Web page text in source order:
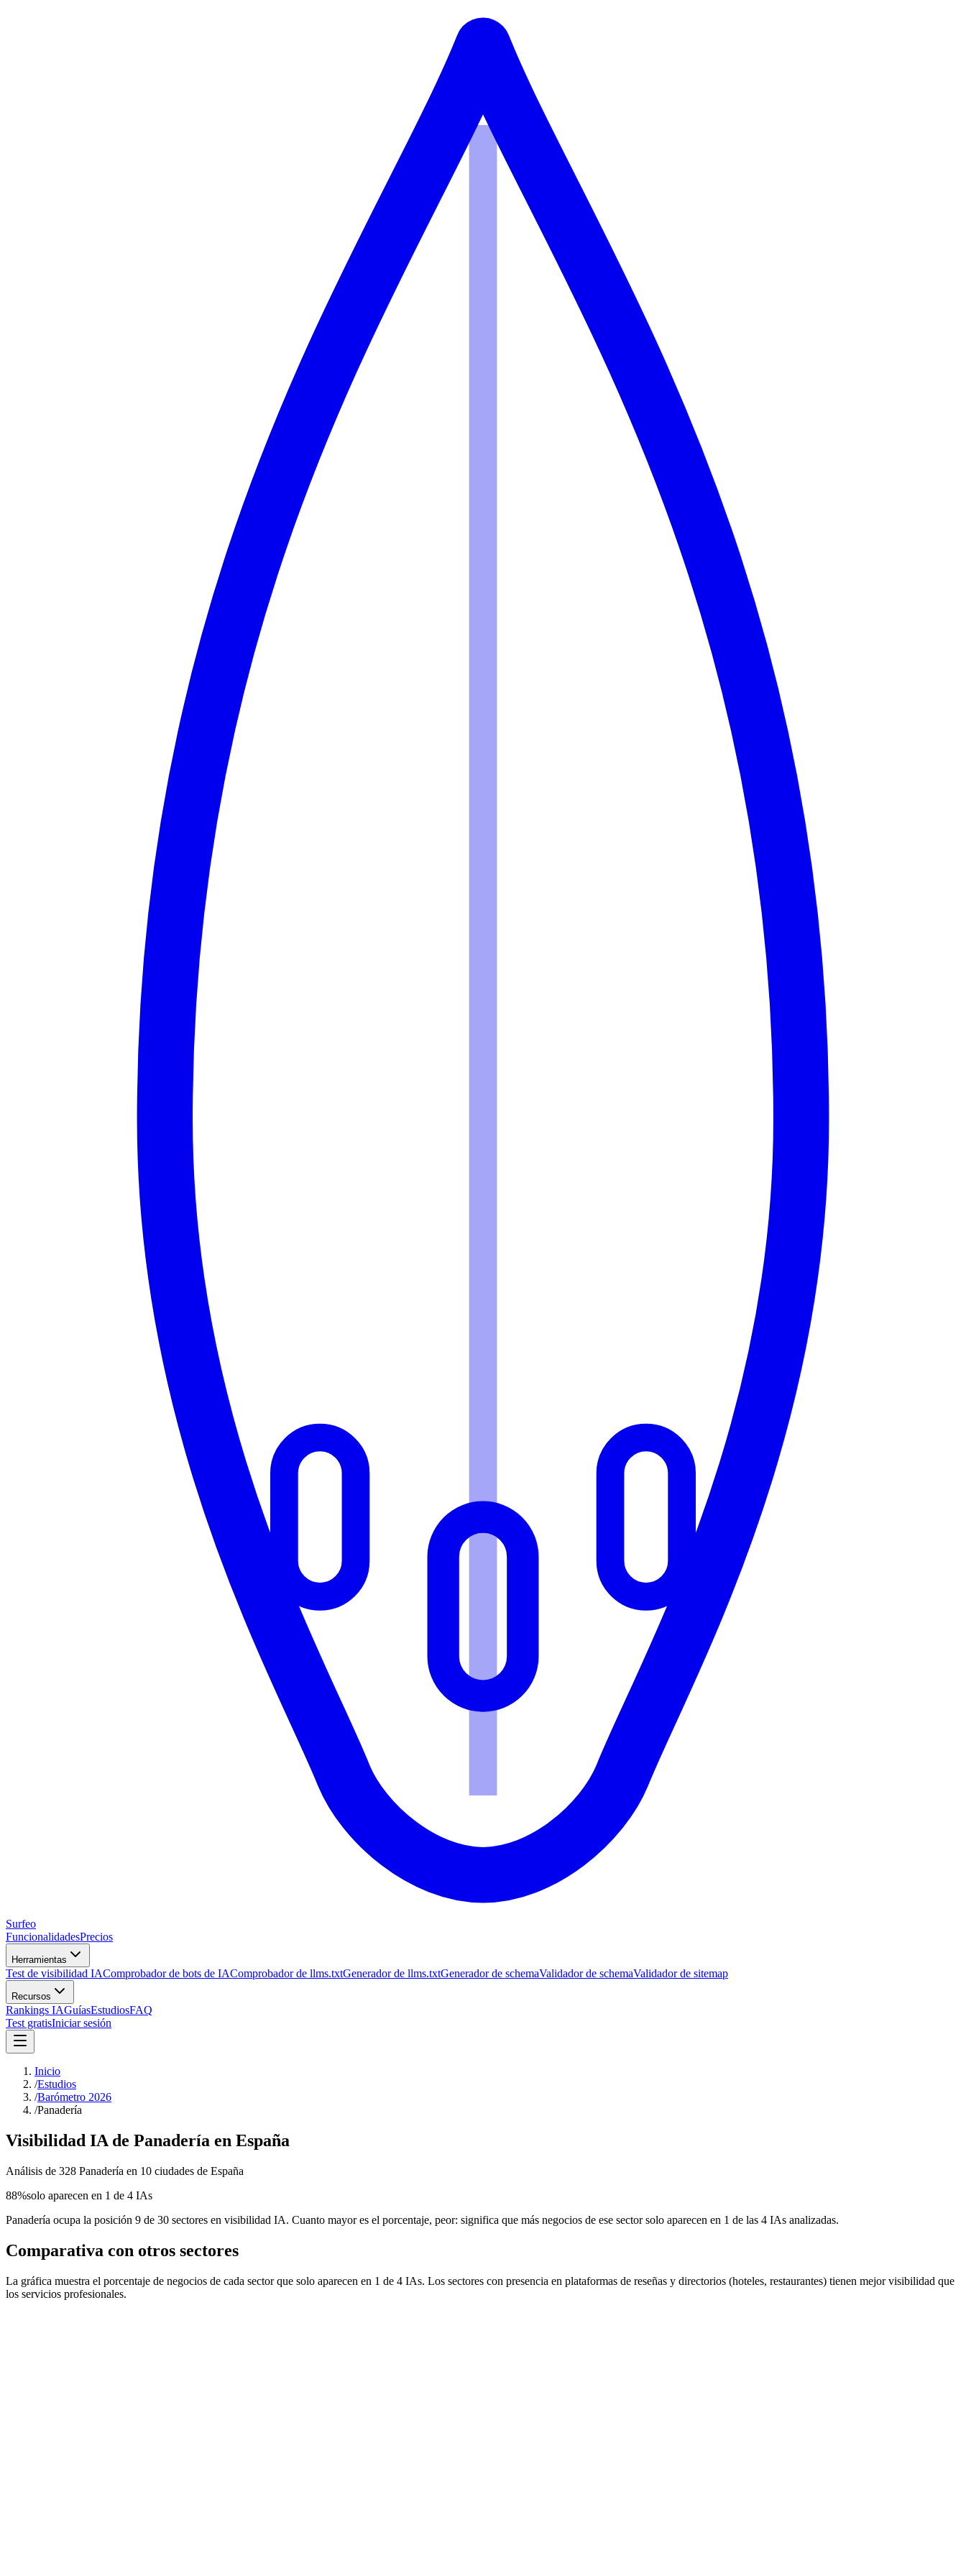
Surfeo
FuncionalidadesPrecios
Herramientas
Test de visibilidad IAComprobador de bots de IAComprobador de llms.txtGenerador de llms.txtGenerador de schemaValidador de schemaValidador de sitemap
Recursos
Rankings IAGuíasEstudiosFAQ
Test gratisIniciar sesión
Inicio
/Estudios
/Barómetro 2026
/Panadería
Visibilidad IA de Panadería en España
Análisis de 328 Panadería en 10 ciudades de España
88%solo aparecen en 1 de 4 IAs
Panadería ocupa la posición 9 de 30 sectores en visibilidad IA. Cuanto mayor es el porcentaje, peor: significa que más negocios de ese sector solo aparecen en 1 de las 4 IAs analizadas.
Comparativa con otros sectores
La gráfica muestra el porcentaje de negocios de cada sector que solo aparecen en 1 de 4 IAs. Los sectores con presencia en plataformas de reseñas y directorios (hoteles, restaurantes) tienen mejor visibilidad que
los servicios profesionales.